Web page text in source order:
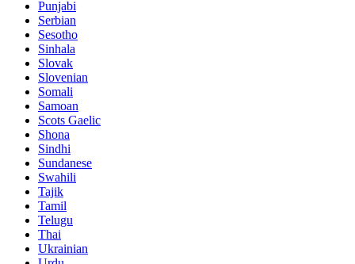
Punjabi
Serbian
Sesotho
Sinhala
Slovak
Slovenian
Somali
Samoan
Scots Gaelic
Shona
Sindhi
Sundanese
Swahili
Tajik
Tamil
Telugu
Thai
Ukrainian